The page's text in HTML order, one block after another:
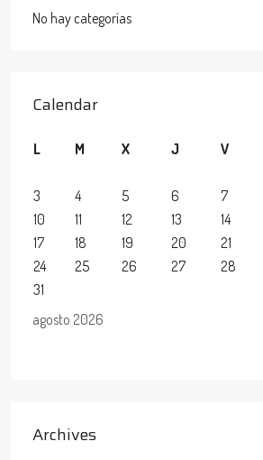
No hay categorías
Calendar
agosto 2026
L M X J V
3
4 5 6 7
10
11 12 13 14
17
18 19 20 21
24
25 26 27 28
31
Archives